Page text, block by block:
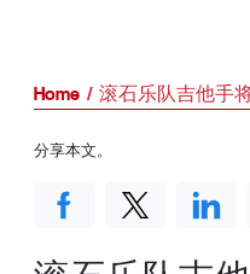
Home 滚石乐队吉他手
分享本文。